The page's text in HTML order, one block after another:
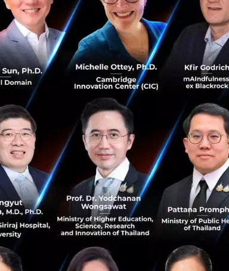
Focus TS Video BCG ESG Net Zero
Focus
for young gen กทบ. ร่วมพัฒนาทักษะ
จิทัลเพื่อธุรกิจ ชิงทุนการศึกษามูลค่ากว่า 30,000
ท
ทุนหมู่บ้านและชุมชนเมือง จัดงาน “มหกรรมก้าวสู่
รรษที่ 3 กองทุนหมู่บ้าน มุ่งสร้างคุณค่า สู่อนาคตที่ยั่งยืน”
นที่ 10-12 กุมภาพันธ์ 2566 ณ ศูนย์แสดงสินค้าและการ
ชุมอิมแพ็...
ราคม 26, 2023| By
Techsauce Team
bcg workshop sustainability
Business Opportunity for Open.
Balance. with BCG Investment in